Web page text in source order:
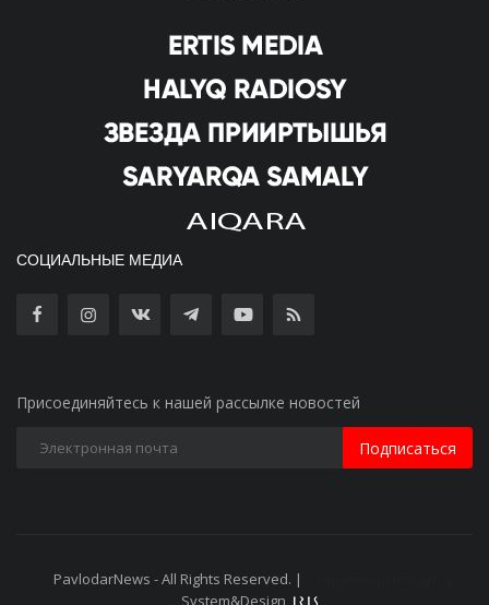
СОЦИАЛЬНЫЕ МЕДИА
Присоединяйтесь к нашей рассылке новостей
Подписаться
PavlodarNews - All Rights Reserved. |
System&Design